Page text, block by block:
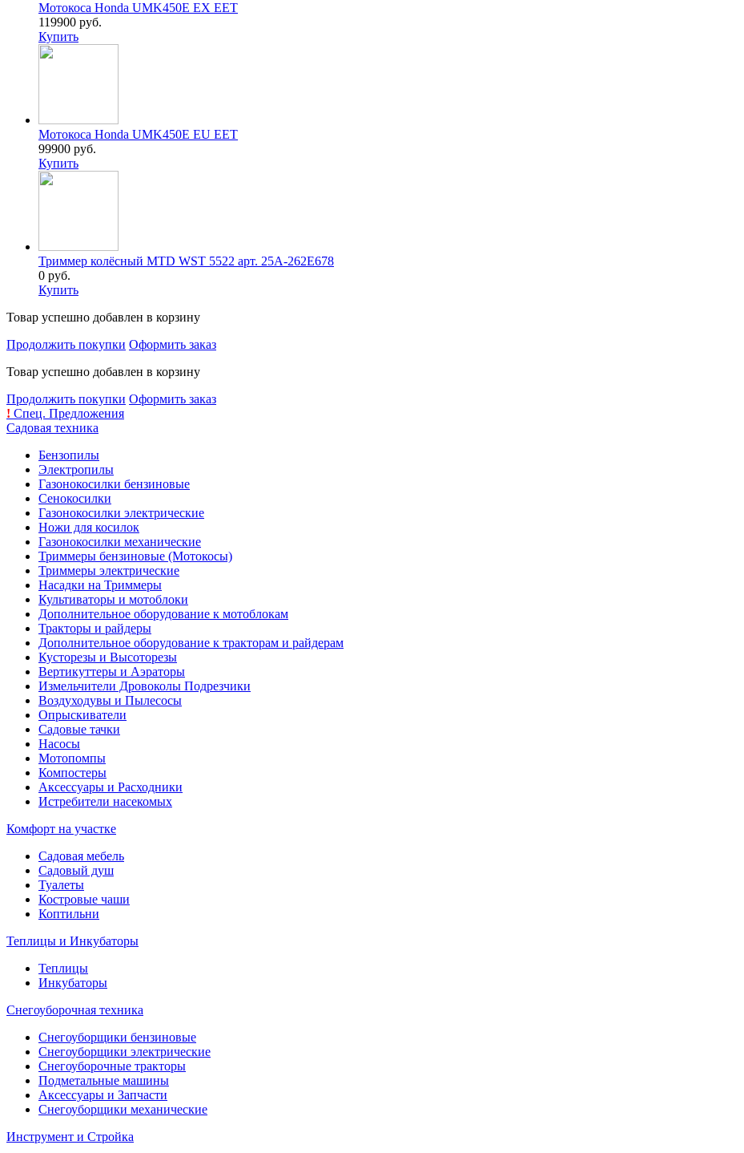
Мотокоса Honda UMK450E EX EET
119900 руб.
Купить
Мотокоса Honda UMK450E EU EET
99900 руб.
Купить
Триммер колёсный MTD WST 5522 арт. 25A-262E678
0 руб.
Купить
Товар успешно добавлен в корзину
Продолжить покупки Оформить заказ
Товар успешно добавлен в корзину
Продолжить покупки Оформить заказ
! Спец. Предложения
Садовая техника
Бензопилы
Электропилы
Газонокосилки бензиновые
Сенокосилки
Газонокосилки электрические
Ножи для косилок
Газонокосилки механические
Триммеры бензиновые (Мотокосы)
Триммеры электрические
Насадки на Триммеры
Культиваторы и мотоблоки
Дополнительное оборудование к мотоблокам
Тракторы и райдеры
Дополнительное оборудование к тракторам и райдерам
Кусторезы и Высоторезы
Вертикуттеры и Аэраторы
Измельчители Дровоколы Подрезчики
Воздуходувы и Пылесосы
Опрыскиватели
Садовые тачки
Насосы
Мотопомпы
Компостеры
Аксессуары и Расходники
Истребители насекомых
Комфорт на участке
Садовая мебель
Садовый душ
Туалеты
Костровые чаши
Коптильни
Теплицы и Инкубаторы
Теплицы
Инкубаторы
Снегоуборочная техника
Снегоуборщики бензиновые
Снегоуборщики электрические
Снегоуборочные тракторы
Подметальные машины
Аксессуары и Запчасти
Снегоуборщики механические
Инструмент и Стройка